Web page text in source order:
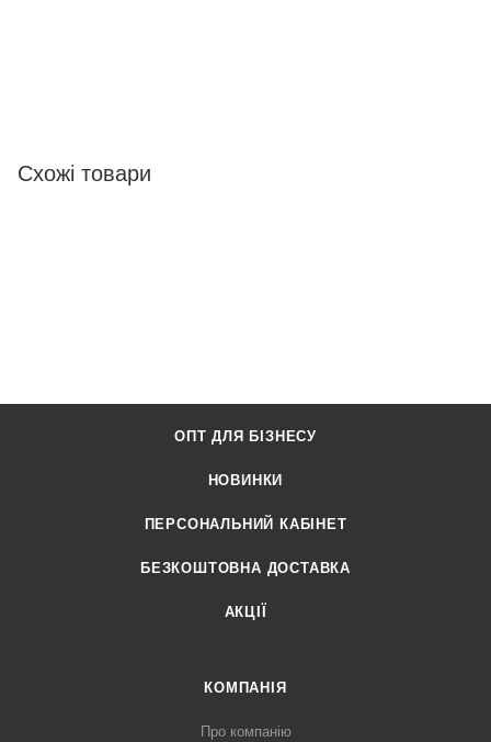
Схожі товари
ОПТ ДЛЯ БІЗНЕСУ
НОВИНКИ
ПЕРСОНАЛЬНИЙ КАБІНЕТ
БЕЗКОШТОВНА ДОСТАВКА
АКЦІЇ
КОМПАНІЯ
Про компанію